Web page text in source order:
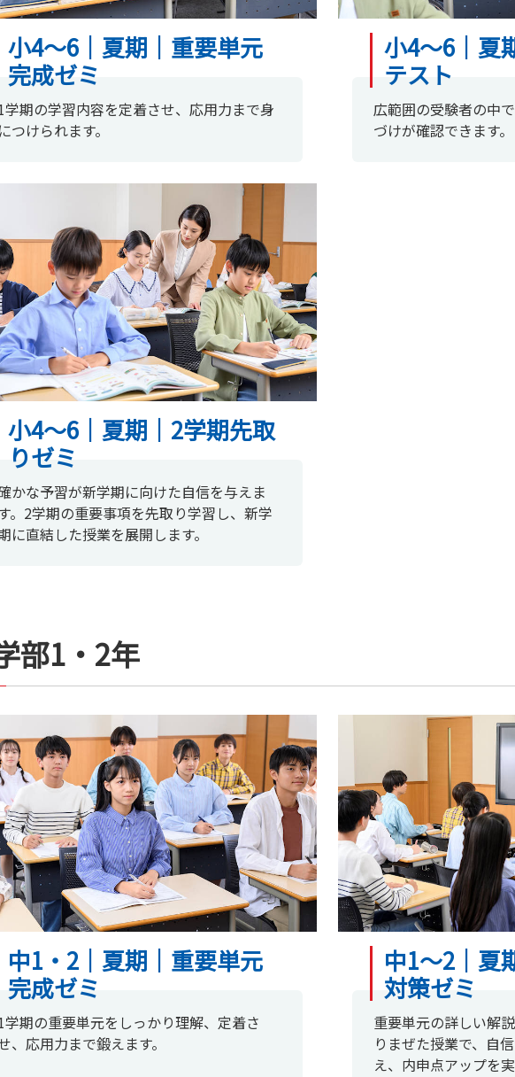
小4～6｜夏期｜重要単元
完成ゼミ
学期の学習内容を定着させ、応用力まで身
つけられます。
小4～6｜夏
テスト
広範囲の受験者の中
づけが確認できます。
小4〜6｜夏期｜2学期先取
りゼミ
かな予習が新学期に向けた自信を与えま
。2学期の重要事項を先取り学習し、新学
に直結した授業を展開します。
部1・2年
中1・2｜夏期｜重要単元
完成ゼミ
学期の重要単元をしっかり理解、定着さ
、応用力まで鍛えます。
中1〜2｜夏
対策ゼミ
重要単元の詳しい解
りまぜた授業で、自
え、内申点アップを実